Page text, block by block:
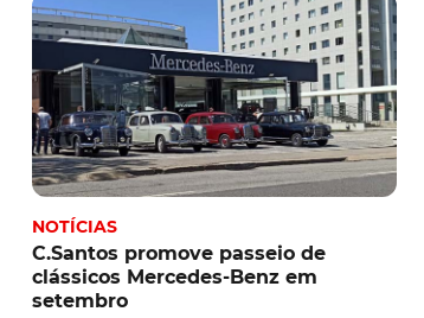
NOTÍCIAS
C.Santos promove passeio de
clássicos Mercedes-Benz em
setembro